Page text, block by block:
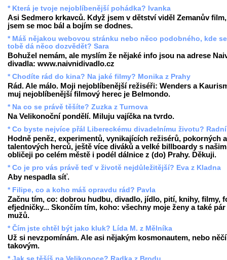
* Která je tvoje nejoblíbenější pohádka? Ivanka
Asi Sedmero krkavců. Když jsem v dětství viděl Zemanův
jsem se moc bál a bojím se dodnes.
* Máš nějakou webovou stránku nebo něco podobného, kde
tobě dá něco dozvědět? Sara
Bohužel nemám, ale myslím že nějaké info jsou na adrese
divadla: www.naivnidivadlo.cz
* Chodíte rád do kina? Na jaké filmy? Monika z Prahy
Rád. Ale málo. Moji nejoblíbenější režiséři: Wenders a
muj nejoblíbenější filmový herec je Belmondo.
* Na co se právě těšíte? Zuzka z Turnova
Na Velikonoční pondělí. Miluju vajíčka na tvrdo.
* Co byste nejvíce přál Libereckému divadelnímu životu? Radní
Hodně peněz, experimentů, vynikajících režisérů, pokorných a
talentových herců, ještě více diváků a velké billboardy s
obličeji po celém městě i podél dálnice z (do) Prahy. Děkuji.
* Co je pro vás právě teď v životě nejdůležitější? Eva z Kladna
Aby nespadla síť.
* Filipe, co a koho máš opravdu rád? Pavla
Začnu tím, co: dobrou hudbu, divadlo, jídlo, pití, knihy, filmy,
efjedničky... Skončím tím, koho: všechny moje ženy a také pár
mužů.
* Čím jste chtěl být jako kluk? Lída M. z Mělníka
Už si nevzpomínám. Ale asi nějakým kosmonautem, nebo
takovým.